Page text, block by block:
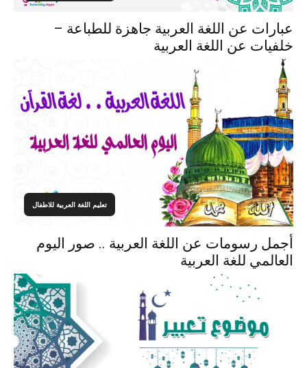
عبارات عن اللغة العربية جاهزة للطباعة –
خلفيات عن اللغة العربية
تعليم اللغة العربية للاطفال
أجمل رسومات عن اللغة العربية .. صور اليوم
العالمي للغة العربية